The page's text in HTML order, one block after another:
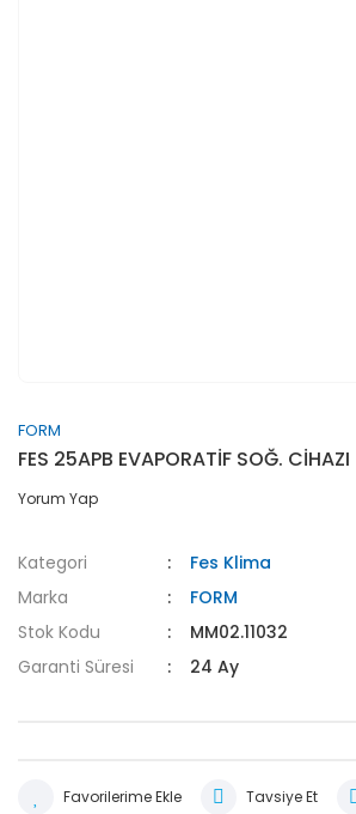
FORM
FES 25APB EVAPORATİF SOĞ.
Yorum Yap
Kategori
Fes Klima
Marka
FORM
Stok Kodu
MM02.11032
Garanti Süresi
24 Ay
Tavsiye Et